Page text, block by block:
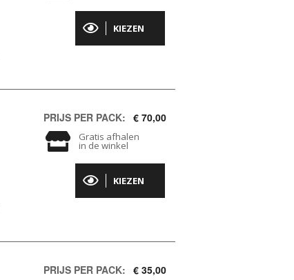
KIEZEN
PRIJS PER PACK: € 70,00
Gratis afhalen
in de winkel
KIEZEN
PRIJS PER PACK: € 35,00